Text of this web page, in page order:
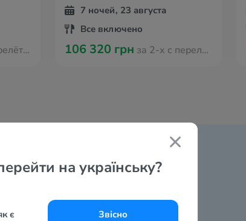
на українську?
є Звісно
7 ночей, 23 августа
Все включено
106 320 грн за 2-х с перелётом из Вроцлава